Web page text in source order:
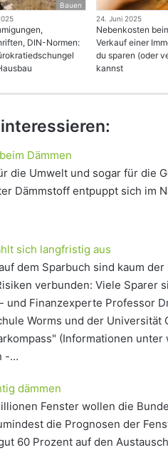
Bauen
DIN-Normen:
24. Juni 2025
Nebenkosten
Verkauf einer
du sparen (oder
kannst
Dämmen
die Umwelt und sogar für die
Dämmstoff entpuppt sich im
sich langfristig aus
dem Sparbuch sind kaum
verbunden: Viele Sparer
und Finanzexperte Professor
Worms und der
(Informationen
-…
dämmen
Fenster wollen die
die Prognosen der
60 Prozent auf den